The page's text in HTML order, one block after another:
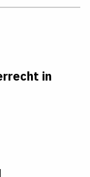
in